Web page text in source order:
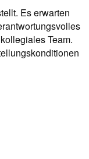
Es erwarten
Team.